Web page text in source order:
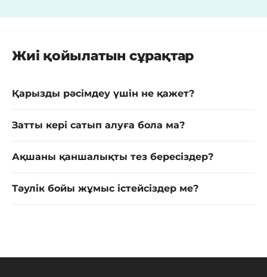
Жиі қойылатын сұрақтар
Қарызды рәсімдеу үшін не қажет?
Затты кері сатып алуға бола ма?
Ақшаны қаншалықты тез бересіздер?
Тәулік бойы жұмыс істейсіздер ме?